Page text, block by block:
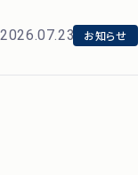
2026.07.23 お知らせ